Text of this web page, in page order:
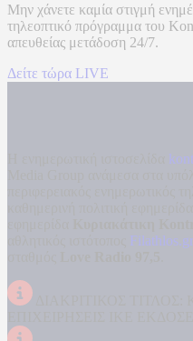
Μην χάνετε καμία στιγμή
τηλεοπτικό πρόγραμμα του
απευθείας μετάδοση 24/7.
Δείτε τώρα LIVE
Filathlos.gr